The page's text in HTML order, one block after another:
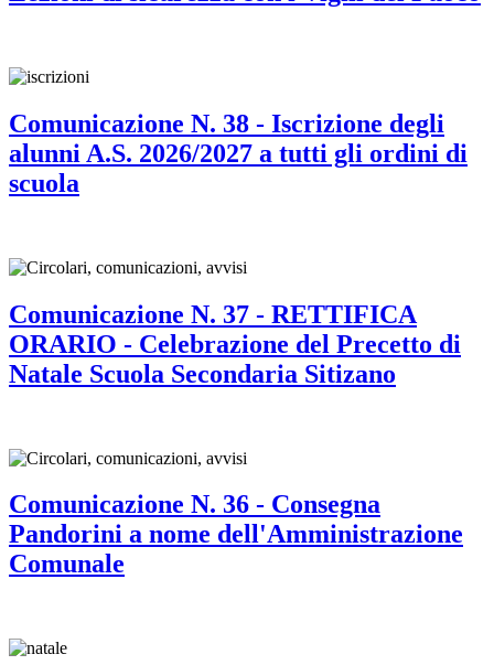
Comunicazione N. 38 - Iscrizione degli
alunni A.S. 2026/2027 a tutti gli ordini di
scuola
Comunicazione N. 37 - RETTIFICA
ORARIO - Celebrazione del Precetto di
Natale Scuola Secondaria Sitizano
Comunicazione N. 36 - Consegna
Pandorini a nome dell'Amministrazione
Comunale